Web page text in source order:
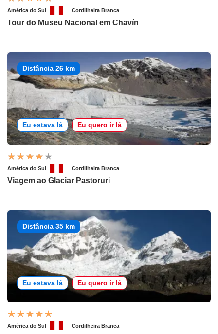
América do Sul Cordilheira Branca
Tour do Museu Nacional em Chavín
Distância 26 km
Eu estava lá Eu quero ir lá
América do Sul Cordilheira Branca
Viagem ao Glaciar Pastoruri
Distância 35 km
Eu estava lá Eu quero ir lá
América do Sul Cordilheira Branca